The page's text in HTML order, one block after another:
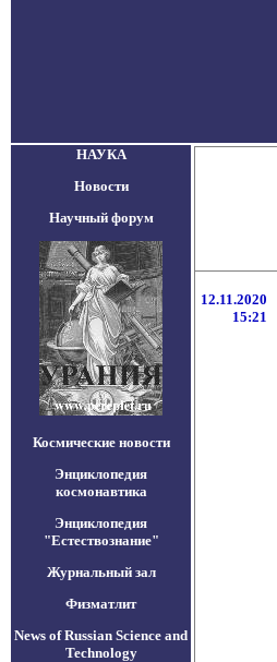
НАУКА
Новости
Научный форум
Космические новости
Энциклопедия
космонавтика
Энциклопедия
"Естествознание"
Журнальный зал
Физматлит
News of Russian Science and
Technology
12.11.2020
15:21